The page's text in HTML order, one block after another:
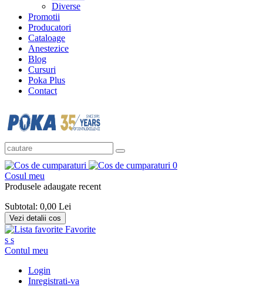
Diverse
Promotii
Producatori
Cataloage
Anestezice
Blog
Cursuri
Poka Plus
Contact
0
Cosul meu
Produsele adaugate recent
Subtotal: 0,00 Lei
Vezi detalii cos
Favorite
s s
Contul meu
Login
Inregistrati-va